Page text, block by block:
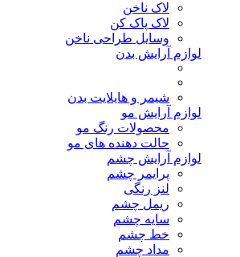
لاک ناخن
لاک پاک کن
وسایل طراحی ناخن
لوازم آرایش بدن
شیمر و هایلایت بدن
لوازم آرایش مو
محصولات رنگ مو
حالت دهنده های مو
لوازم آرایش چشم
پرایمر چشم
لنز رنگی
ریمل چشم
سایه چشم
خط چشم
مداد چشم